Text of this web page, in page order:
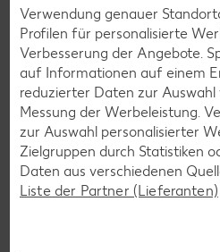
Glutenfreie Rezepte
Wer auf Gluten verzichtet,
Vielfalt und Geschmack
mit unseren glutenfreien
die nicht nur verträglich,
Rezepte
Verwendung genauer
Profilen für personalisierte
Verbesserung der Angebote.
auf Informationen auf einem
reduzierter Daten zur Auswahl
Messung der Werbeleistung.
zur Auswahl personalisierter
Zielgruppen durch Statistiken
Daten aus verschiedenen
Liste der Partner (Lieferanten)